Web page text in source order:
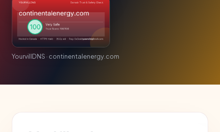
YourvillDNS · continentalenergy.com